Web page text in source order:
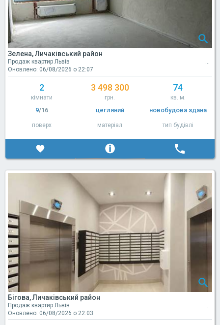
Зелена, Личаківський район
Продаж квартир Львів
Оновлено: 06/08/2026 о 22:07
2
кімнати
3 498 300
грн.
74
кв. м.
9/16
поверх
цегляний
матеріал
новобудова здана
тип будівлі
Бігова, Личаківський район
Продаж квартир Львів
Оновлено: 06/08/2026 о 22:03